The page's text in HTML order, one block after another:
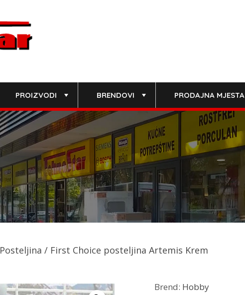
PROIZVODI BRENDOVI PRODAJNA MJESTA
Posteljina / First Choice posteljina Artemis Krem
Brend: Hobby